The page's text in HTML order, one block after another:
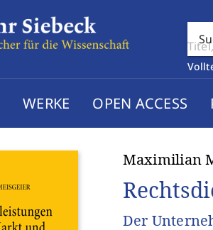
WERKE OPEN ACCESS
Maximilian
Der